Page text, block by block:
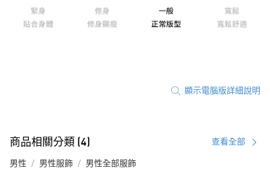
顯示電腦版詳細說明
商品相關分類 (4) 查看全部
男性 男性服飾 男性全部服飾